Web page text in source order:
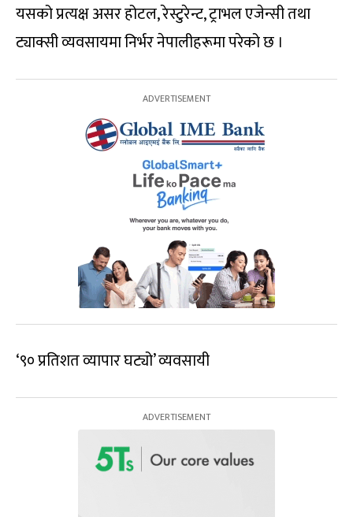
यसको प्रत्यक्ष असर होटल, रेस्टुरेन्ट, ट्राभल एजेन्सी तथा
ट्याक्सी व्यवसायमा निर्भर नेपालीहरूमा परेको छ ।
‘९० प्रतिशत व्यापार घट्यो’ व्यवसायी